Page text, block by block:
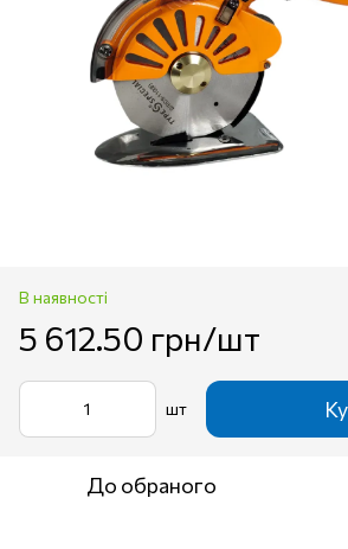
В наявності
5 612.50 грн/шт
шт
До обраного